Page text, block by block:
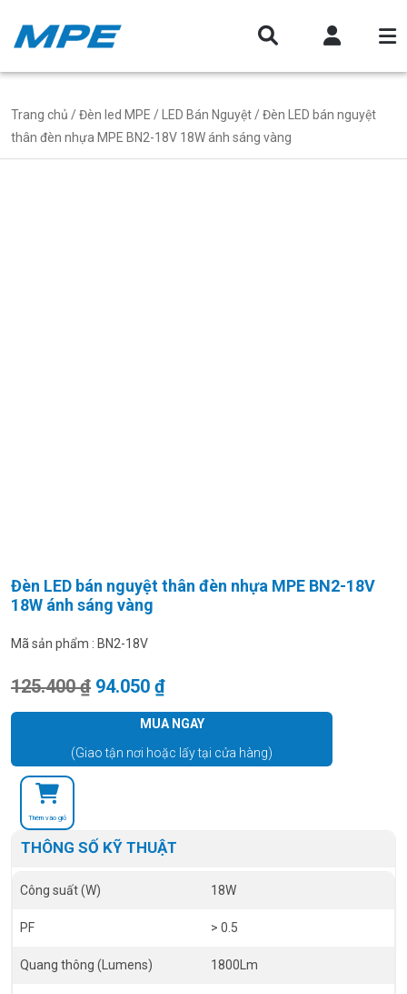
Trang chủ /Đèn led MPE / LED Bán Nguyệt / Đèn LED bán nguyệt
thân đèn nhựa MPE BN2-18V 18W ánh sáng vàng
Đèn LED bán nguyệt thân đèn nhựa MPE BN2-18V
18W ánh sáng vàng
Mã sản phẩm : BN2-18V
125.400₫ Giá gốc là: 125.400 ₫.
94.050 ₫Giá hiện tại là: 94.050 ₫.
MUA NGAY
(Giao tận nơi hoặc lấy tại cửa hàng)
Thêm vào giỏ
THÔNG SỐ KỸ THUẬT
Công suất (W) 18W
PF > 0.5
Quang thông (Lumens) 1800Lm